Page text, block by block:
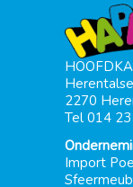
2270
Tel 014
Import